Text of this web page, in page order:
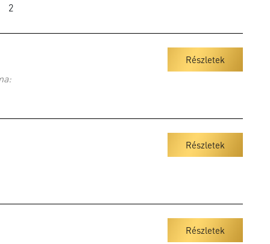
2
Részletek
Részletek
Részletek